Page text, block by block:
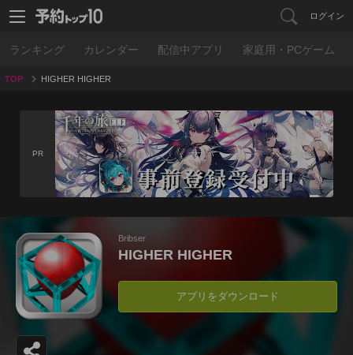
ログイン
ランキング カレンダー 配信中アプリ 家庭用・PCゲーム
TOP HIGHER HIGHER
PR
Bribser
HIGHER HIGHER
アプリをダウンロード